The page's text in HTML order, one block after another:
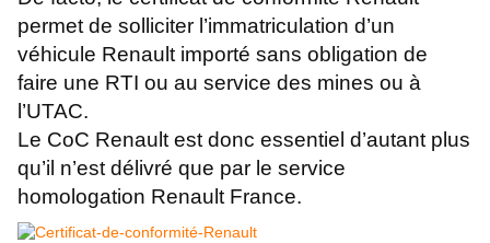
permet de solliciter l’immatriculation d’un
véhicule Renault importé sans obligation de
faire une RTI ou au service des mines ou à
l’UTAC.
Le CoC Renault est donc essentiel d’autant plus
qu’il n’est délivré que par le service
homologation Renault France.